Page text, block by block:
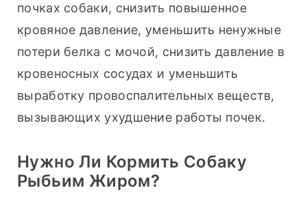
почках собаки, снизить повышенное
кровяное давление, уменьшить ненужные
потери белка с мочой, снизить давление в
кровеносных сосудах и уменьшить
выработку провоспалительных веществ,
вызывающих ухудшение работы почек.
Нужно Ли Кормить Собаку
Рыбьим Жиром?